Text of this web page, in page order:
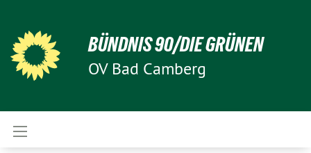
BÜNDNIS 90/DIE GRÜNEN
OV Bad Camberg